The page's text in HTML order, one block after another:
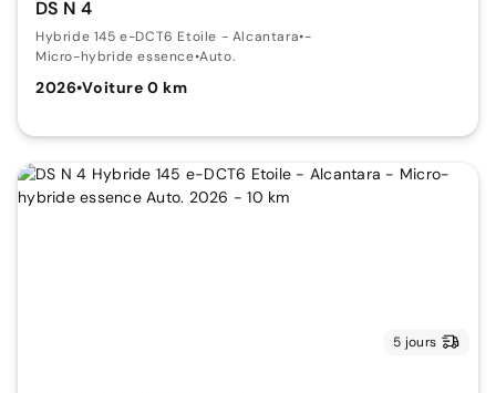
DS N 4
Hybride 145 e-DCT6 Etoile - Alcantara•-
Micro-hybride essence•Auto.
2026•Voiture 0 km
5 jours